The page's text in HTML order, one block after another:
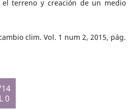
terreno y creación de un medio
clim. Vol. 1 num 2, 2015, pág.
0